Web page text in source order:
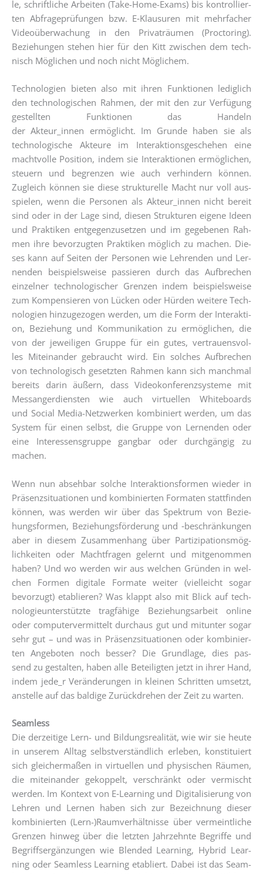
le, schrift­li­che Arbei­ten (Take-Home-Exams) bis kon­trol­lier­
ten Abfra­ge­prü­fun­gen bzw. E‑Klausuren mit mehr­fa­cher
Video­über­wa­chung in den Pri­vat­räu­men (Proc­to­ring).
Bezie­hun­gen ste­hen hier für den Kitt zwi­schen dem tech­
nisch Mög­li­chen und noch nicht Möglichem.
Tech­no­lo­gien bie­ten also mit ihren Funk­tio­nen ledig­lich
den tech­no­lo­gi­schen Rah­men, der mit den zur Ver­fü­gung
gestell­ten Funk­tio­nen das Han­deln
der Akteur_innen ermög­licht. Im Grun­de haben sie als
tech­no­lo­gi­sche Akteu­re im Inter­ak­ti­ons­ge­sche­hen eine
macht­vol­le Posi­ti­on, indem sie Inter­ak­tio­nen ermög­li­chen,
steu­ern und begren­zen wie auch ver­hin­dern kön­nen.
Zugleich kön­nen sie die­se struk­tu­rel­le Macht nur voll aus­
spie­len, wenn die Per­so­nen als Akteur_innen nicht bereit
sind oder in der Lage sind, die­sen Struk­tu­ren eige­ne Ideen
und Prak­ti­ken ent­ge­gen­zu­set­zen und im gege­be­nen Rah­
men ihre bevor­zug­ten Prak­ti­ken mög­lich zu machen. Die­
ses kann auf Sei­ten der Per­so­nen wie Leh­ren­den und Ler­
nen­den bei­spiels­wei­se pas­sie­ren durch das Auf­bre­chen
ein­zel­ner tech­no­lo­gi­scher Gren­zen indem bei­spiels­wei­se
zum Kom­pen­sie­ren von Lücken oder Hür­den wei­te­re Tech­
no­lo­gien hin­zu­ge­zo­gen wer­den, um die Form der Inter­ak­ti­
on, Bezie­hung und Kom­mu­ni­ka­ti­on zu ermög­li­chen, die
von der jewei­li­gen Grup­pe für ein gutes, ver­trau­ens­vol­
les Mit­ein­an­der gebraucht wird. Ein sol­ches Auf­bre­chen
von tech­no­lo­gisch gesetz­ten Rah­men kann sich manch­mal
bereits dar­in äußern, dass Video­kon­fe­renz­sys­te­me mit
Mess­an­ger­diens­ten wie auch vir­tu­el­len White­boards
und Social Media-Netz­wer­ken kom­bi­niert wer­den, um das
Sys­tem für einen selbst, die Grup­pe von Ler­nen­den oder
eine Inter­es­sens­grup­pe gang­bar oder durch­gän­gig zu
machen.
Wenn nun abseh­bar sol­che Inter­ak­ti­ons­for­men wie­der in
Prä­senz­si­tua­tio­nen und kom­bi­nier­ten For­ma­ten statt­fin­den
kön­nen, was wer­den wir über das Spek­trum von Bezie­
hungs­for­men, Bezie­hungs­för­de­rung und ‑beschrän­kun­gen
aber in die­sem Zusam­men­hang über Par­ti­zi­pa­ti­ons­mög­
lich­kei­ten oder Macht­fra­gen gelernt und mit­ge­nom­men
haben? Und wo wer­den wir aus wel­chen Grün­den in wel­
chen For­men digi­ta­le For­ma­te wei­ter (viel­leicht sogar
bevor­zugt) eta­blie­ren? Was klappt also mit Blick auf tech­
no­lo­gie­un­ter­stütz­te trag­fä­hi­ge Bezie­hungs­ar­beit online
oder com­pu­ter­ver­mit­telt durch­aus gut und mit­un­ter sogar
sehr gut – und was in Prä­senz­si­tua­tio­nen oder kom­bi­nier­
ten Ange­bo­ten noch bes­ser? Die Grund­la­ge, dies pas­
send zu gestal­ten, haben alle Betei­lig­ten jetzt in ihrer Hand,
indem jede_r Ver­än­de­run­gen in klei­nen Schrit­ten umsetzt,
anstel­le auf das bal­di­ge Zurück­dre­hen der Zeit zu warten.
Seam­less
Die der­zei­ti­ge Lern- und Bil­dungs­rea­li­tät, wie wir sie heu­te
in unse­rem All­tag selbst­ver­ständ­lich erle­ben, kon­sti­tu­iert
sich glei­cher­ma­ßen in vir­tu­el­len und phy­si­schen Räu­men,
die mit­ein­an­der gekop­pelt, ver­schränkt oder ver­mischt
wer­den. Im Kon­text von E‑Learning und Digi­ta­li­sie­rung von
Leh­ren und Ler­nen haben sich zur Bezeich­nung die­ser
kom­bi­nier­ten (Lern-)Raumverhältnisse über ver­meint­li­che
Gren­zen hin­weg über die letz­ten Jahr­zehn­te Begrif­fe und
Begriffs­er­gän­zun­gen wie Blen­ded Lear­ning, Hybrid Lear­
ning oder Seam­less Lear­ning eta­bliert. Dabei ist das Seam­